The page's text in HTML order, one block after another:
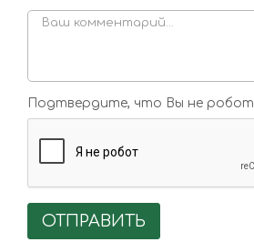
Подтвердите, что Вы не робот
ОТПРАВИТЬ